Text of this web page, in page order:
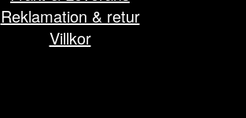
Reklamation & retur
Villkor